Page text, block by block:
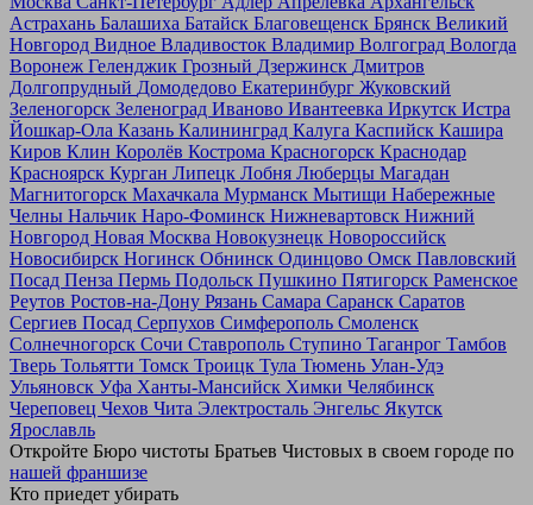
Астрахань Балашиха Батайск Благовещенск Брянск Великий
Новгород Видное Владивосток Владимир Волгоград Вологда
Воронеж Геленджик Грозный Дзержинск Дмитров
Долгопрудный Домодедово Екатеринбург Жуковский
Зеленогорск Зеленоград Иваново Ивантеевка Иркутск Истра
Йошкар-Ола Казань Калининград Калуга Каспийск Кашира
Киров Клин Королёв Кострома Красногорск Краснодар
Красноярск Курган Липецк Лобня Люберцы Магадан
Магнитогорск Махачкала Мурманск Мытищи Набережные
Челны Нальчик Наро-Фоминск Нижневартовск Нижний
Новгород Новая Москва Новокузнецк Новороссийск
Новосибирск Ногинск Обнинск Одинцово Омск Павловский
Посад Пенза Пермь Подольск Пушкино Пятигорск Раменское
Реутов Ростов-на-Дону Рязань Самара Саранск Саратов
Сергиев Посад Серпухов Симферополь Смоленск
Солнечногорск Сочи Ставрополь Ступино Таганрог Тамбов
Тверь Тольятти Томск Троицк Тула Тюмень Улан-Удэ
Ульяновск Уфа Ханты-Мансийск Химки Челябинск
Череповец Чехов Чита Электросталь Энгельс Якутск
Ярославль
Откройте Бюро чистоты Братьев Чистовых в своем городе по
нашей франшизе
Кто приедет убирать